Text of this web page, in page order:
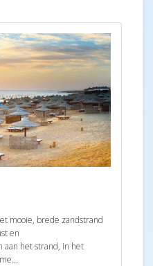
mooie, brede zandstrand
en
aan het strand, in het